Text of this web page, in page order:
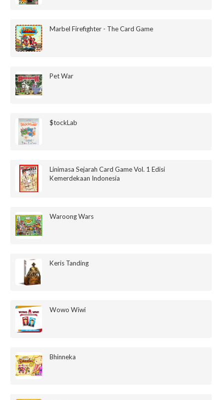
Marbel Firefighter - The Card Game
Pet War
$tockLab
Linimasa Sejarah Card Game Vol. 1 Edisi
Kemerdekaan Indonesia
Waroong Wars
Keris Tanding
Wowo Wiwi
Bhinneka